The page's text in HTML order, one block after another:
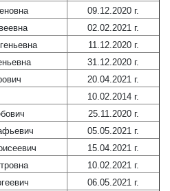
09.12.2020 г.
02.02.2021 г.
11.12.2020 г.
31.12.2020 г.
20.04.2021 г.
10.02.2014 г.
25.11.2020 г.
05.05.2021 г.
15.04.2021 г.
10.02.2021 г.
06.05.2021 г.